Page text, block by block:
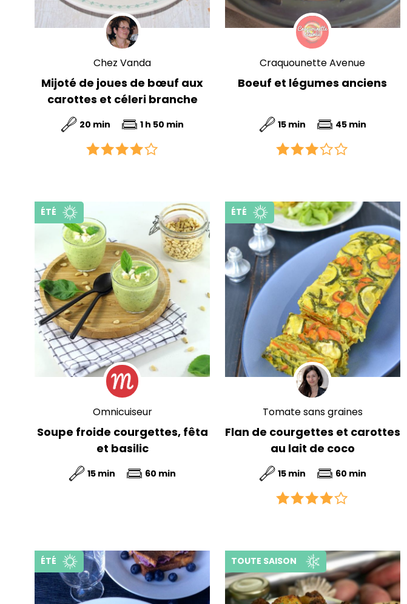
Chez Vanda
Mijoté de joues de bœuf aux
carottes et céleri branche
20 min 1 h 50 min
Craquounette Avenue
Boeuf et légumes anciens
15 min 45 min
Omnicuiseur
ÉTÉ
Soupe froide courgettes, fêta
et basilic
15 min 60 min
Tomate sans graines
ÉTÉ
Flan de courgettes et carottes
au lait de coco
15 min 60 min
ÉTÉ TOUTE SAISON